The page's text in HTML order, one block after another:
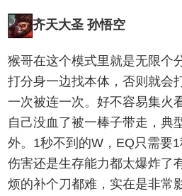
齐天大圣 孙悟空
猴哥在这个模式里就是无限个
打分身一边找本体，否则就会
一次被连一次。好不容易集火
自己没血了被一棒子带走，典
外。1秒不到的W，EQ只需要
伤害还是生存能力都太爆炸了
烦的补个刀都难，实在是非常